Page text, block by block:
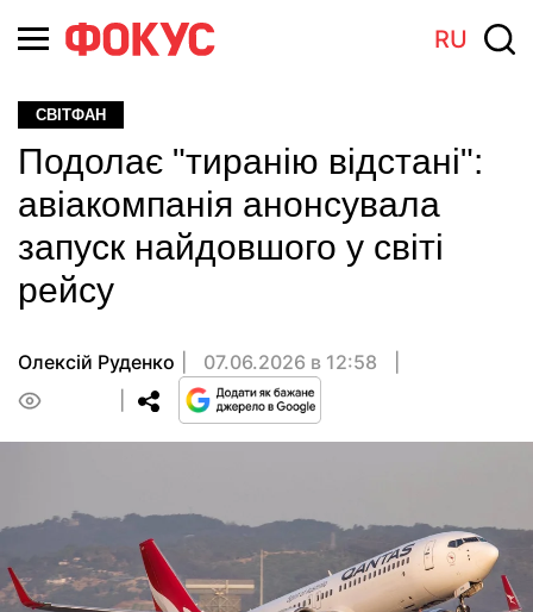
RU
СВІТФАН
Подолає "тиранію відстані":
авіакомпанія анонсувала
запуск найдовшого у світі
рейсу
Олексій Руденко
07.06.2026 в 12:58